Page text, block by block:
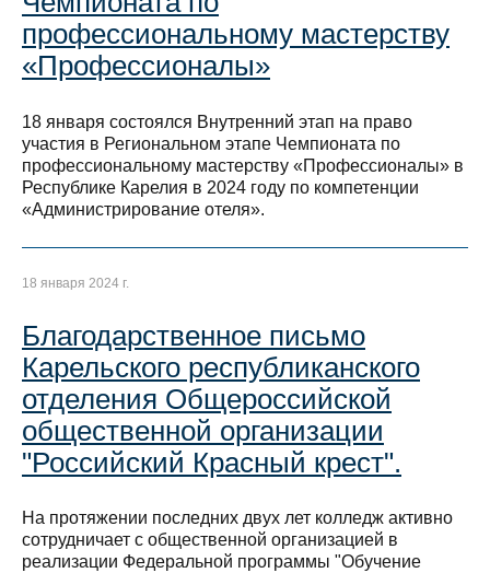
профессиональному мастерству
«Профессионалы»
18 января состоялся Внутренний этап на право
участия в Региональном этапе Чемпионата по
профессиональному мастерству «Профессионалы» в
Республике Карелия в 2024 году по компетенции
«Администрирование отеля».
18 января 2024 г.
Благодарственное письмо
Карельского республиканского
отделения Общероссийской
общественной организации
"Российский Красный крест".
На протяжении последних двух лет колледж активно
сотрудничает с общественной организацией в
реализации Федеральной программы "Обучение